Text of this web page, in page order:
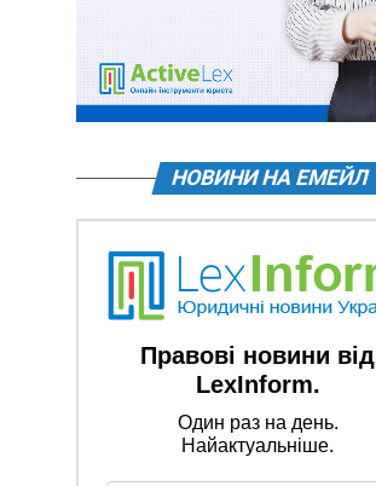
НОВИНИ НА ЕМЕЙЛ
Правові новини від
LexInform.
Один раз на день.
Найактуальніше.